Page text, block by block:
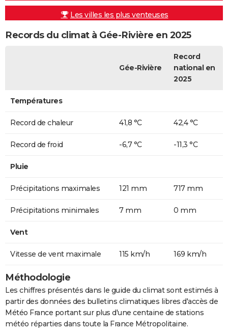
Les villes les plus venteuses
Records du climat à Gée-Rivière en 2025
Gée-Rivière
Record
national en
2025
Températures
Record de chaleur 41,8 °C 42,4 °C
Record de froid -6,7 °C -11,3 °C
Pluie
Précipitations maximales 121 mm 717 mm
Précipitations minimales 7 mm 0 mm
Vent
Vitesse de vent maximale 115 km/h 169 km/h
Méthodologie
Les chiffres présentés dans le guide du climat sont estimés à
partir des données des bulletins climatiques libres d'accès de
Météo France portant sur plus d'une centaine de stations
météo réparties dans toute la France Métropolitaine.